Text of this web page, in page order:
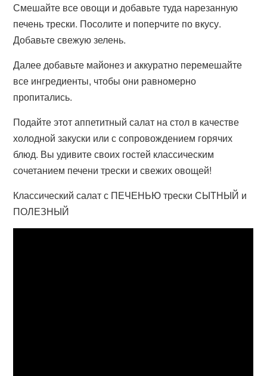
Смешайте все овощи и добавьте туда нарезанную
печень трески. Посолите и поперчите по вкусу.
Добавьте свежую зелень.
Далее добавьте майонез и аккуратно перемешайте
все ингредиенты, чтобы они равномерно
пропитались.
Подайте этот аппетитный салат на стол в качестве
холодной закуски или с сопровождением горячих
блюд. Вы удивите своих гостей классическим
сочетанием печени трески и свежих овощей!
Классический салат с ПЕЧЕНЬЮ трески СЫТНЫЙ и
ПОЛЕЗНЫЙ